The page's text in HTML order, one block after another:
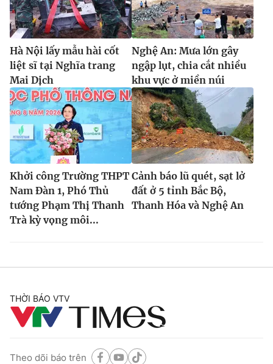
Hà Nội lấy mẫu hài cốt
liệt sĩ tại Nghĩa trang
Mai Dịch
Nghệ An: Mưa lớn gây
ngập lụt, chia cắt nhiều
khu vực ở miền núi
Khởi công Trường THPT
Nam Đàn 1, Phó Thủ
tướng Phạm Thị Thanh
Trà kỳ vọng môi...
Cảnh báo lũ quét, sạt lở
đất ở 5 tỉnh Bắc Bộ,
Thanh Hóa và Nghệ An
THỜI BÁO VTV
Theo dõi báo trên